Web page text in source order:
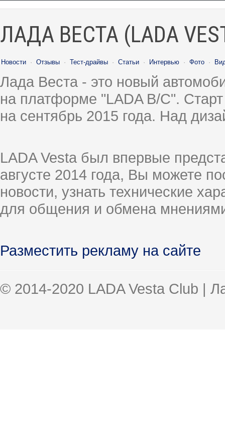
ЛАДА ВЕСТА (LADA
Новости · Отзывы · Тест-драйвы · Статьи · Интервью · Фото ·
Лада Веста - это новый
на платформе "LADA B/C".
на сентябрь 2015 года. Над
LADA Vesta был впервые
августе 2014 года, Вы можете
новости, узнать технические
для общения и обмена
Разместить рекламу на сайте
© 2014-2020 LADA Vesta Club |